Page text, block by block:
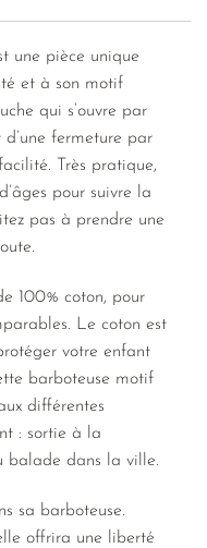
une pièce unique
et à son motif
qui s’ouvre par
fermeture par
Très pratique,
pour suivre la
pas à prendre une
100% coton, pour
Le coton est
votre enfant
barboteuse motif
différentes
: sortie à la
balade dans la ville.
sa barboteuse.
offrira une liberté